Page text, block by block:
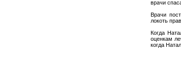
врачи
Врачи
локоть
Когда
оценкам
когда